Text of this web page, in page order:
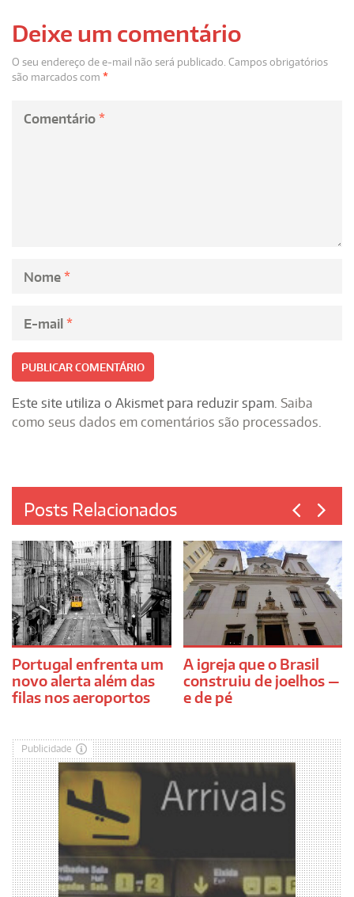
Deixe um comentário
O seu endereço de e-mail não será publicado. Campos obrigatórios
são marcados com *
Comentário *
Nome *
E-mail *
Este site utiliza o Akismet para reduzir spam. Saiba
como seus dados em comentários são processados
Posts Relacionados
Portugal enfrenta um
novo alerta além das
filas nos aeroportos
A igreja que o Brasil
construiu de joelhos —
e de pé
Publicidade